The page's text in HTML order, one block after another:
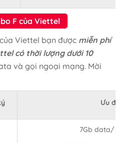
F của Viettel
Viettel bạn được miễn phí
có thời lượng dưới 10
và gọi ngoại mạng. Mời
Ưu
7Gb data/